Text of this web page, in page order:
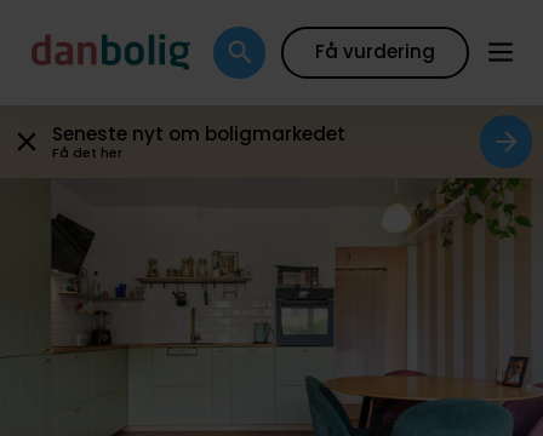
Få vurdering
Seneste nyt om boligmarkedet
Få det her
Galleri Plantegning Boligfakta Kort